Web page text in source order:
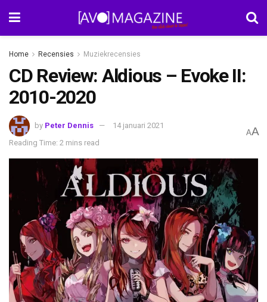
Home Recensies Muziekrecensies
CD Review: Aldious – Evoke II:
2010-2020
by Peter Dennis
14 januari 2021
Reading Time: 2 mins read
AA